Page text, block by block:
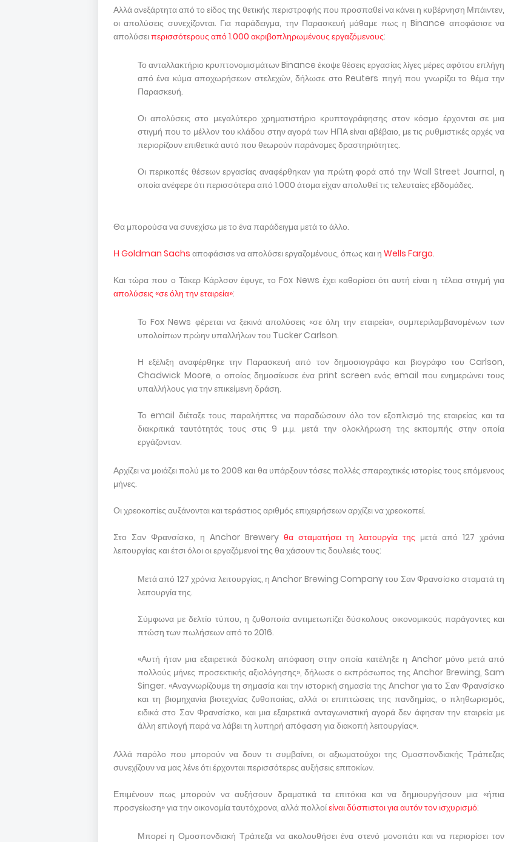
Αλλά ανεξάρτητα από το είδος της θετικής περιστροφής που προσπαθεί να κάνει η κυβέρνηση Μπάιντεν,
οι απολύσεις συνεχίζονται. Για παράδειγμα, την Παρασκευή μάθαμε πως η Binance αποφάσισε να
απολύσειπερισσότερους από 1.000 ακριβοπληρωμένους εργαζόμενους:
Το ανταλλακτήριο κρυπτονομισμάτων Binance έκοψε θέσεις εργασίας λίγες μέρες αφότου επλήγη
από ένα κύμα αποχωρήσεων στελεχών, δήλωσε στο Reuters πηγή που γνωρίζει το θέμα την
Παρασκευή.
Οι απολύσεις στο μεγαλύτερο χρηματιστήριο κρυπτογράφησης στον κόσμο έρχονται σε μια
στιγμή που το μέλλον του κλάδου στην αγορά των ΗΠΑ είναι αβέβαιο, με τις ρυθμιστικές αρχές να
περιορίζουν επιθετικά αυτό που θεωρούν παράνομες δραστηριότητες.
Οι περικοπές θέσεων εργασίας αναφέρθηκαν για πρώτη φορά από την Wall Street Journal, η
οποία ανέφερε ότι περισσότερα από 1.000 άτομα είχαν απολυθεί τις τελευταίες εβδομάδες.
Θα μπορούσα να συνεχίσω με το ένα παράδειγμα μετά το άλλο.
Η Goldman Sachs αποφάσισε να απολύσει εργαζομένους, όπως και η Wells Fargo.
Και τώρα που ο Τάκερ Κάρλσον έφυγε, το Fox News έχει καθορίσει ότι αυτή είναι η τέλεια στιγμή για
απολύσεις «σε όλη την εταιρεία»:
Το Fox News φέρεται να ξεκινά απολύσεις «σε όλη την εταιρεία», συμπεριλαμβανομένων των
υπολοίπων πρώην υπαλλήλων του Tucker Carlson.
Η εξέλιξη αναφέρθηκε την Παρασκευή από τον δημοσιογράφο και βιογράφο του Carlson,
Chadwick Moore, ο οποίος δημοσίευσε ένα print screen ενός email που ενημερώνει τους
υπαλλήλους για την επικείμενη δράση.
Το email διέταξε τους παραλήπτες να παραδώσουν όλο τον εξοπλισμό της εταιρείας και τα
διακριτικά ταυτότητάς τους στις 9 μ.μ. μετά την ολοκλήρωση της εκπομπής στην οποία
εργάζονταν.
Αρχίζει να μοιάζει πολύ με το 2008 και θα υπάρξουν τόσες πολλές σπαραχτικές ιστορίες τους επόμενους
μήνες.
Οι χρεοκοπίες αυξάνονται και τεράστιος αριθμός επιχειρήσεων αρχίζει να χρεοκοπεί.
Στο Σαν Φρανσίσκο, η Anchor Brewery θα σταματήσει τη λειτουργία της μετά από 127 χρόνια
λειτουργίας και έτσι όλοι οι εργαζόμενοί της θα χάσουν τις δουλειές τους:
Μετά από 127 χρόνια λειτουργίας, η Anchor Brewing Company του Σαν Φρανσίσκο σταματά τη
λειτουργία της.
Σύμφωνα με δελτίο τύπου, η ζυθοποιία αντιμετωπίζει δύσκολους οικονομικούς παράγοντες και
πτώση των πωλήσεων από το 2016.
«Αυτή ήταν μια εξαιρετικά δύσκολη απόφαση στην οποία κατέληξε η Anchor μόνο μετά από
πολλούς μήνες προσεκτικής αξιολόγησης», δήλωσε ο εκπρόσωπος της Anchor Brewing, Sam
Singer. «Αναγνωρίζουμε τη σημασία και την ιστορική σημασία της Anchor για το Σαν Φρανσίσκο
και τη βιομηχανία βιοτεχνίας ζυθοποιίας, αλλά οι επιπτώσεις της πανδημίας, ο πληθωρισμός,
ειδικά στο Σαν Φρανσίσκο, και μια εξαιρετικά ανταγωνιστική αγορά δεν άφησαν την εταιρεία με
άλλη επιλογή παρά να λάβει τη λυπηρή απόφαση για διακοπή λειτουργίας».
Αλλά παρόλο που μπορούν να δουν τι συμβαίνει, οι αξιωματούχοι της Ομοσπονδιακής Τράπεζας
συνεχίζουν να μας λένε ότι έρχονται περισσότερες αυξήσεις επιτοκίων.
Επιμένουν πως μπορούν να αυξήσουν δραματικά τα επιτόκια και να δημιουργήσουν μια «ήπια
προσγείωση» για την οικονομία ταυτόχρονα, αλλά πολλοίείναι δύσπιστοι για αυτόν τον ισχυρισμό:
Μπορεί η Ομοσπονδιακή Τράπεζα να ακολουθήσει ένα στενό μονοπάτι και να περιορίσει τον